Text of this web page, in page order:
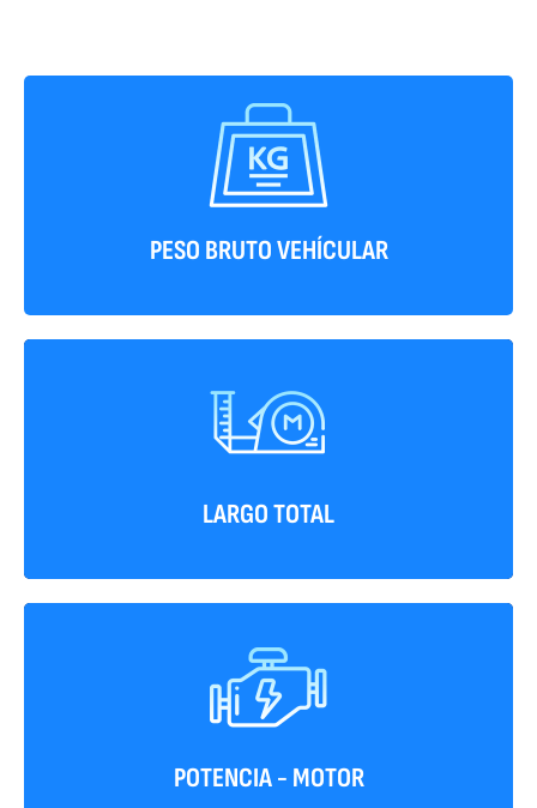
PESO BRUTO VEHÍCULAR
4600 kg
LARGO TOTAL
5333 mm
POTENCIA - MOTOR
129 HP/3.000 RPM